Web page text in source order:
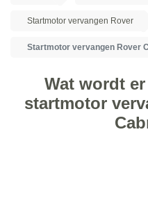
Startmotor vervangen Rover
Startmotor vervangen Rover
Wat wordt
startmotor